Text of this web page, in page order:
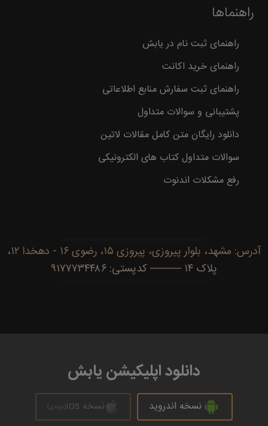
راهنماها
راهنمای ثبت نام در یابش
راهنمای خرید اکانت
راهنمای ثبت سفارش منابع اطلاعاتی
پشتیبانی و سوالات متداول
دانلود رایگان متن کامل مقالات لاتین
سوالات متداول کتاب های الکترونیکی
رفع مشکلات اندنوت
آدرس: مشهد، بلوار پیروزی، پیروزی ۱۵، رضوی ۱۶ - دهخدا ۱۲،
پلاک ۱۴ ──── کدپستی: ۹۱۷۷۷۳۴۴۸۶
دانلود اپلیکیشن یابش
نسخه اندروید نسخه ios (بزودی)